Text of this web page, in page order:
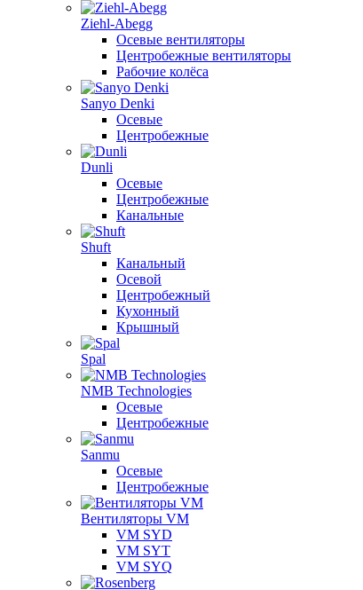
Ziehl-Abegg
Осевые вентиляторы
Центробежные вентиляторы
Рабочие колёса
Sanyo Denki
Осевые
Центробежные
Dunli
Осевые
Центробежные
Канальные
Shuft
Канальный
Осевой
Центробежный
Кухонный
Крышный
Spal
NMB Technologies
Осевые
Центробежные
Sanmu
Осевые
Центробежные
Вентиляторы VM
VM SYD
VM SYT
VM SYQ